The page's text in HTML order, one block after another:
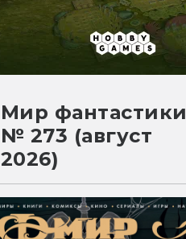
Мир фантастики
№ 273 (август
2026)